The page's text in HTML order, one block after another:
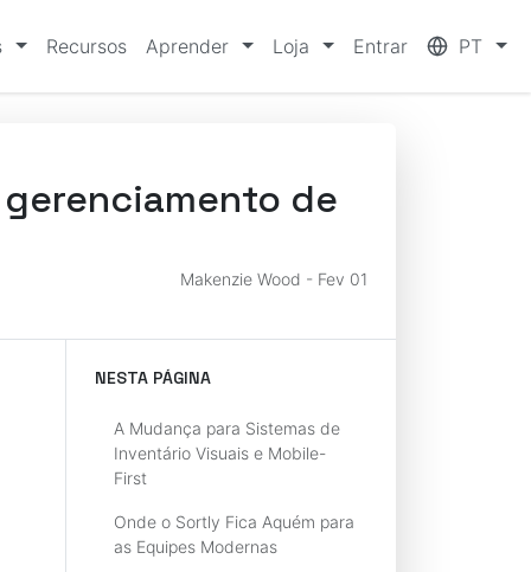
Recursos Aprender Loja Entrar PT
de
Makenzie Wood - Fev 01
NESTA PÁGINA
A Mudança para Sistemas de
Inventário Visuais e Mobile-
First
Onde o Sortly Fica Aquém para
as Equipes Modernas